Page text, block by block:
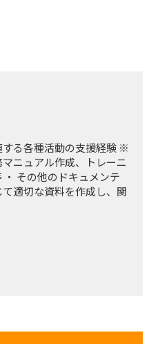
る各種活動の支援経験 ※
ニュアル作成、トレーニ
その他のドキュメンテ
適切な資料を作成し、関